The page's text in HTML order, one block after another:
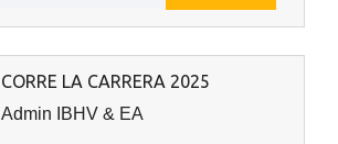
CORRE LA CARRERA 2025
Admin IBHV & EA